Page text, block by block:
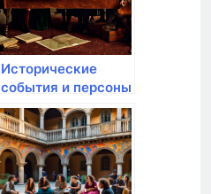
Исторические
события и персоны
эпохи
Возрождения